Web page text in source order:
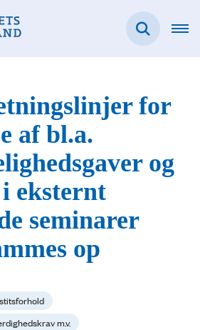
for
af bl.a.
og
i eksternt
seminarer
op
m.v.